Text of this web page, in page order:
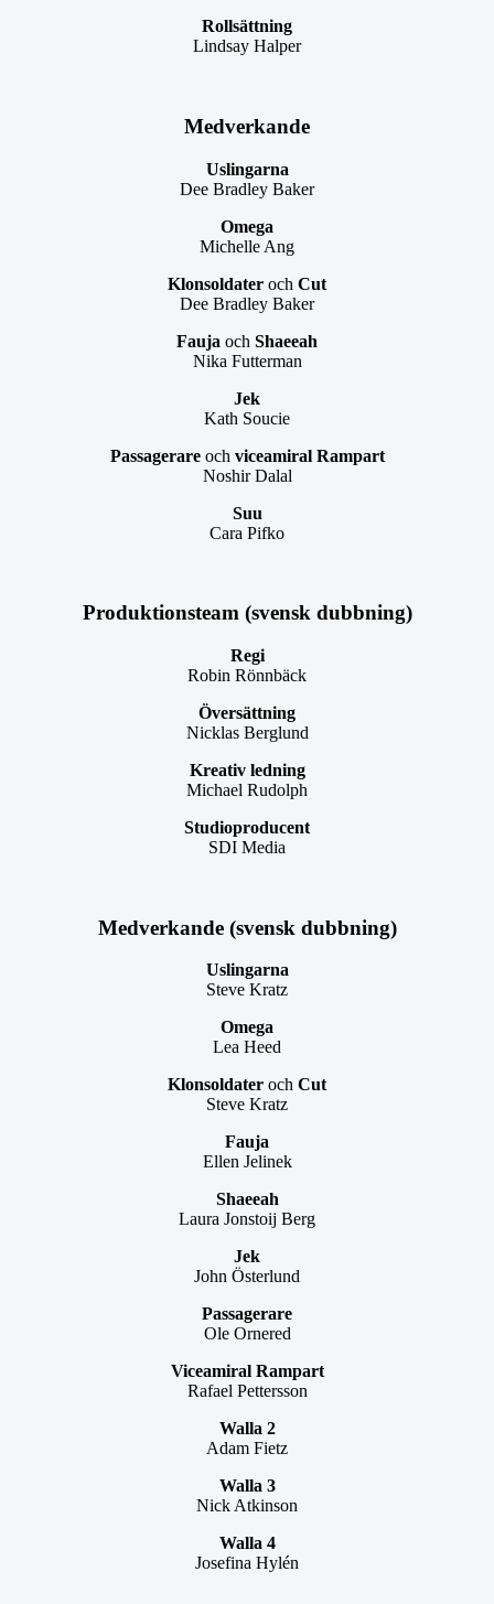
Rollsättning
Lindsay Halper
Medverkande
Uslingarna
Dee Bradley Baker
Omega
Michelle Ang
Klonsoldater och Cut
Dee Bradley Baker
Fauja och Shaeeah
Nika Futterman
Jek
Kath Soucie
Passagerareoch viceamiral Rampart
Noshir Dalal
Suu
Cara Pifko
Produktionsteam (svensk dubbning)
Regi
Robin Rönnbäck
Översättning
Nicklas Berglund
Kreativ ledning
Michael Rudolph
Studioproducent
SDI Media
Medverkande (svensk dubbning)
Uslingarna
Steve Kratz
Omega
Lea Heed
Klonsoldater och Cut
Steve Kratz
Fauja
Ellen Jelinek
Shaeeah
Laura Jonstoij Berg
Jek
John Österlund
Passagerare
Ole Ornered
Viceamiral Rampart
Rafael Pettersson
Walla 2
Adam Fietz
Walla 3
Nick Atkinson
Walla 4
Josefina Hylén